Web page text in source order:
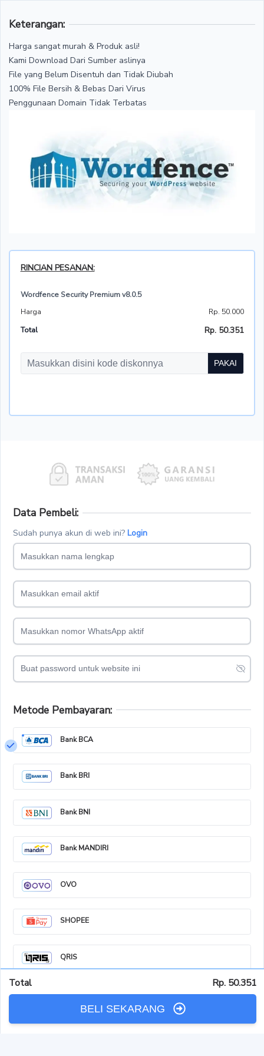
Keterangan:
Harga sangat murah & Produk asli!
Kami Download Dari Sumber aslinya
File yang Belum Disentuh dan Tidak Diubah
100% File Bersih & Bebas Dari Virus
Penggunaan Domain Tidak Terbatas
RINCIAN PESANAN:
Wordfence Security Premium v8.0.5
Harga
Rp. 50.000
Total
Rp. 50.351
PAKAI
Data Pembeli:
Sudah punya akun di web ini? Login
Metode Pembayaran:
Bank BCA
Bank BRI
Bank BNI
Bank MANDIRI
OVO
SHOPEE
QRIS
DANA
Total Rp. 50.351
BELI SEKARANG